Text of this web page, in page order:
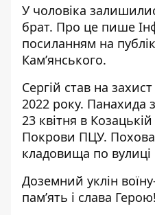
У чоловіка
брат. Про це пише
посиланням на
Кам’янського.
Сергій став на
2022 року. Панахида
23 квітня в
Покрови ПЦУ.
кладовища по вулиці
Доземний уклін
пам’ять і слава Герою!